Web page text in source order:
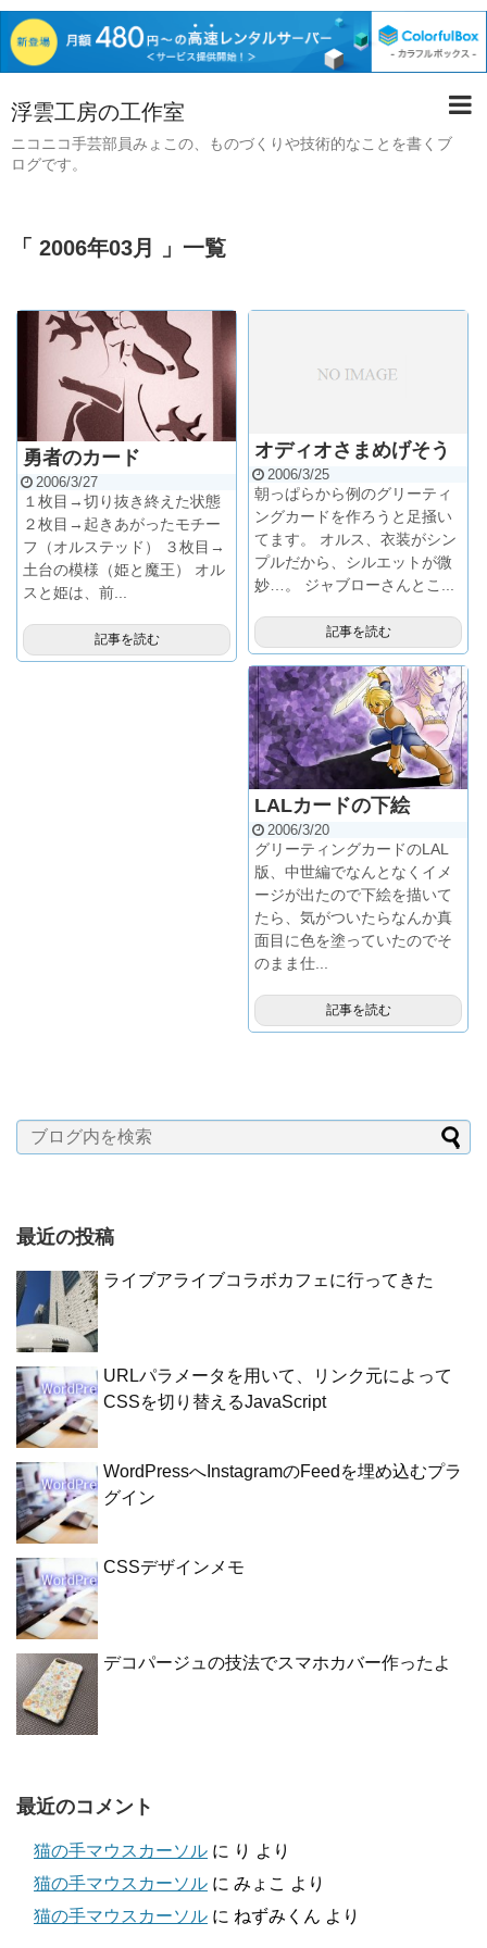
浮雲工房の工作室
ニコニコ手芸部員みょこの、ものづくりや技術的なことを書くブ
ログです。
「 2006年03月 」一覧
勇者のカード
2006/3/27
１枚目→切り抜き終えた状態
２枚目→起きあがったモチー
フ（オルステッド） ３枚目→
土台の模様（姫と魔王） オル
スと姫は、前...
記事を読む
オディオさまめげそう
2006/3/25
朝っぱらから例のグリーティ
ングカードを作ろうと足掻い
てます。 オルス、衣装がシン
プルだから、シルエットが微
妙…。 ジャブローさんとこ...
記事を読む
LALカードの下絵
2006/3/20
グリーティングカードのLAL
版、中世編でなんとなくイメ
ージが出たので下絵を描いて
たら、気がついたらなんか真
面目に色を塗っていたのでそ
のまま仕...
記事を読む
最近の投稿
ライブアライブコラボカフェに行ってきた
URLパラメータを用いて、リンク元によって
CSSを切り替えるJavaScript
WordPressへInstagramのFeedを埋め込むプラ
グイン
CSSデザインメモ
デコパージュの技法でスマホカバー作ったよ
最近のコメント
猫の手マウスカーソル に り より
猫の手マウスカーソル に みょこ より
猫の手マウスカーソル に ねずみくん より